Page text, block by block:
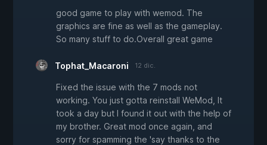
good game to play with wemod. The
graphics are fine as well as the gameplay.
So many stuff to do.Overall great game
Tophat_Macaroni 12 dic.
Fixed the issue with the 7 mods not
working. You just gotta reinstall WeMod, It
took a day but I found it out with the help of
my brother. Great mod once again, and
sorry for spamming the 'say thanks to the